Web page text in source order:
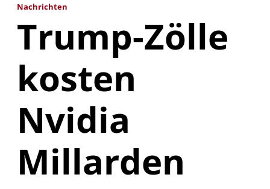
Nachrichten
Trump-Zölle
kosten
Nvidia
Millarden